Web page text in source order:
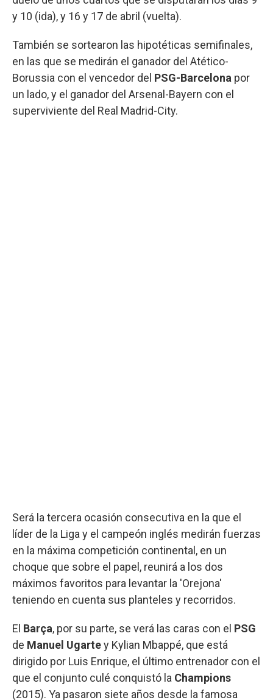
y 10 (ida), y 16 y 17 de abril (vuelta).
También se sortearon las hipotéticas semifinales,
en las que se medirán el ganador del Atético-
Borussia con el vencedor del PSG-Barcelona por
un lado, y el ganador del Arsenal-Bayern con el
superviviente del Real Madrid-City.
Será la tercera ocasión consecutiva en la que el
líder de la Liga y el campeón inglés medirán fuerzas
en la máxima competición continental, en un
choque que sobre el papel, reunirá a los dos
máximos favoritos para levantar la 'Orejona'
teniendo en cuenta sus planteles y recorridos.
El Barça, por su parte, se verá las caras con el PSG
de Manuel Ugartey Kylian Mbappé, que está
dirigido por Luis Enrique, el último entrenador con el
que el conjunto culé conquistó la Champions
(2015). Ya pasaron siete años desde la famosa